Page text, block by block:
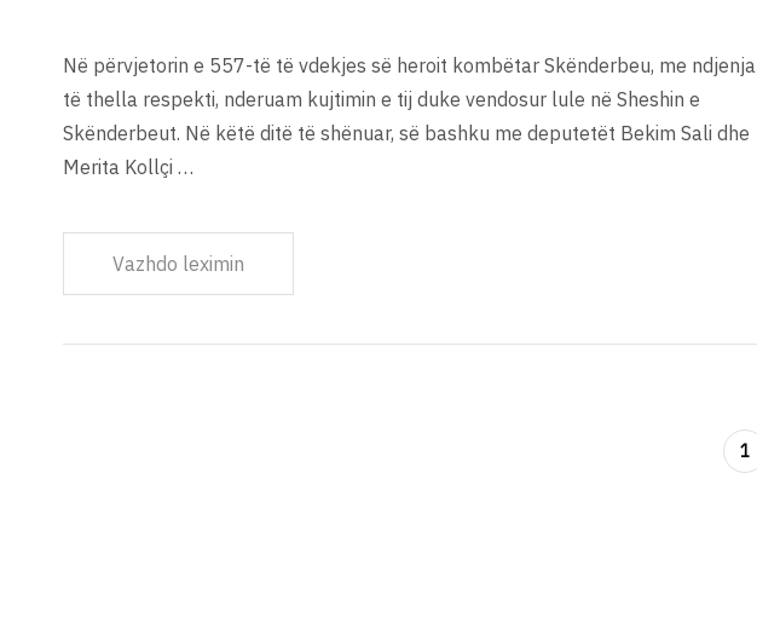
Në përvjetorin e 557-të të vdekjes së heroit kombëtar Skënderbeu, me ndjenja
të thella respekti, nderuam kujtimin e tij duke vendosur lule në Sheshin e
Skënderbeut. Në këtë ditë të shënuar, së bashku me deputetët Bekim Sali dhe
Merita Kollçi …
Vazhdo leximin
1